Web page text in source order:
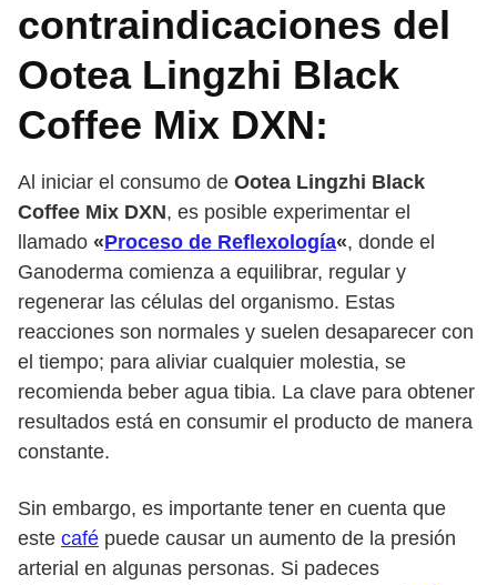
contraindicaciones del
Ootea Lingzhi Black
Coffee Mix DXN:
Al iniciar el consumo de Ootea Lingzhi Black
Coffee Mix DXN, es posible experimentar el
llamado «Proceso de Reflexología«, donde el
Ganoderma comienza a equilibrar, regular y
regenerar las células del organismo. Estas
reacciones son normales y suelen desaparecer con
el tiempo; para aliviar cualquier molestia, se
recomienda beber agua tibia. La clave para obtener
resultados está en consumir el producto de manera
constante.
Sin embargo, es importante tener en cuenta que
este café puede causar un aumento de la presión
arterial en algunas personas. Si padeces